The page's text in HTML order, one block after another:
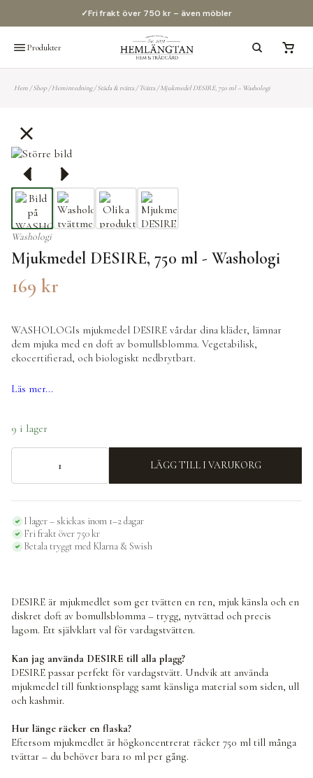
✓Fri frakt över 750 kr – även möbler
Produkter
Hem /Shop/Heminredning/Städa & tvätta /Tvätta /Mjukmedel DESIRE, 750 ml – Washologi
Washologi
Mjukmedel DESIRE, 750 ml - Washologi
169 kr
WASHOLOGIs mjukmedel DESIRE vårdar dina kläder, lämnar
dem mjuka med en doft av bomullsblomma. Vegetabilisk,
ekocertifierad, och biologiskt nedbrytbart.
Läs mer...
9 i lager
Mjukmedel
DESIRE,
750
ml
-
Washologi
mängd
LÄGG TILL I VARUKORG
I lager – skickas inom 1–2 dagar
Fri frakt över 750 kr
Betala tryggt med Klarna & Swish
DESIRE är mjukmedlet som ger tvätten en ren, mjuk känsla och en
diskret doft av bomullsblomma – trygg, nytvättad och precis
lagom. Ett självklart val för vardagstvätten.
Kan jag använda DESIRE till alla plagg?
DESIRE passar perfekt för vardagstvätt. Undvik att använda
mjukmedel till funktionsplagg samt känsliga material som siden, ull
och kashmir.
Hur länge räcker en flaska?
Eftersom mjukmedlet är högkoncentrerat räcker 750 ml till många
tvättar – du behöver bara 10 ml per gång.